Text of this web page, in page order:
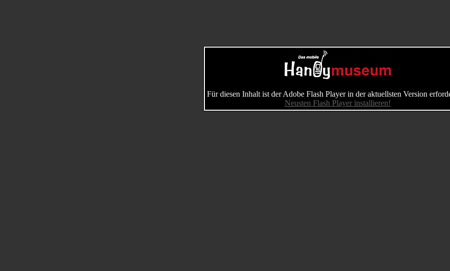
Für diesen Inhalt ist der Adobe Flash Player in der aktuellsten Version
Neusten Flash Player installieren!